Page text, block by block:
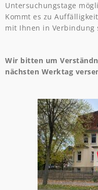
Untersuchungstage
Kommt es zu
mit Ihnen in Verbindung
Wir bitten um
nächsten Werktag